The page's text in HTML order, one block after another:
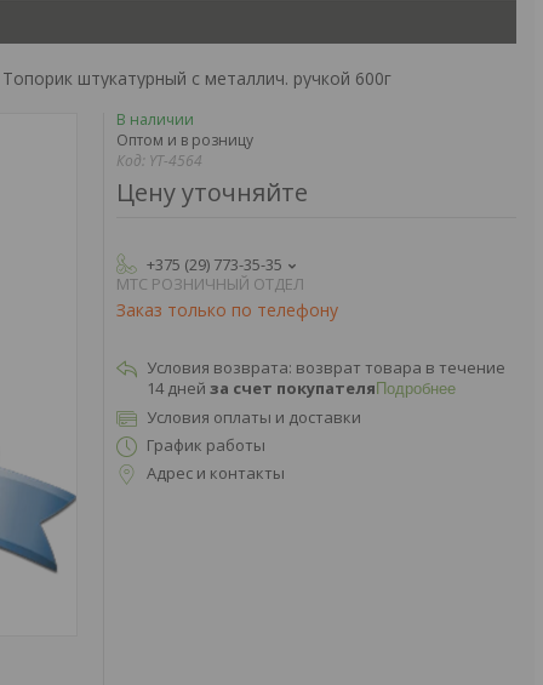
Топорик штукатурный с металлич. ручкой 600г
В наличии
Оптом и в розницу
Код: YT-4564
Цену уточняйте
+375 (29) 773-35-35
МТС РОЗНИЧНЫЙ ОТДЕЛ
Заказ только по телефону
возврат товара в течение
14 дней за счет покупателя Подробнее
Условия оплаты и доставки
График работы
Адрес и контакты